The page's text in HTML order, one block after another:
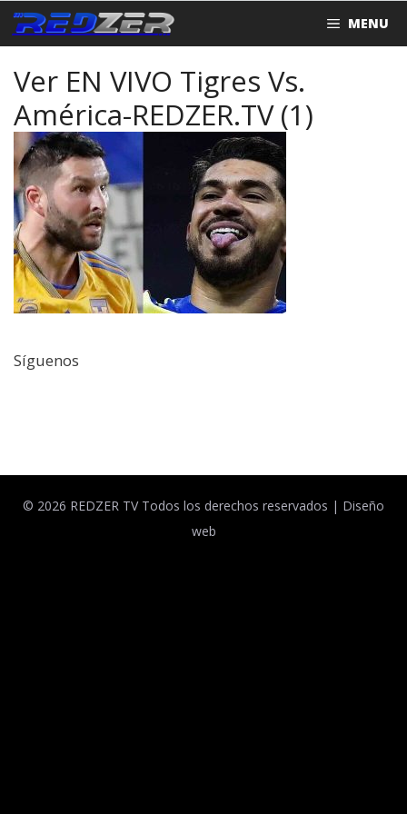
Saltar
al
MENU
Ver EN VIVO Tigres Vs.
América-REDZER.TV (1)
Síguenos
© 2026 REDZER TV Todos los derechos reservados | Diseño
web